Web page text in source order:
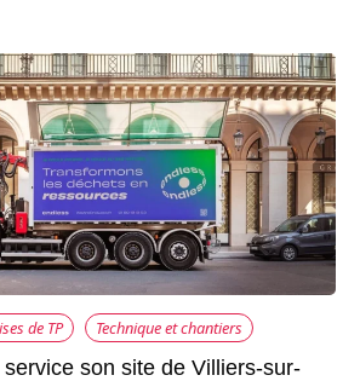
de TP Technique et chantiers
son site de Villiers-sur-